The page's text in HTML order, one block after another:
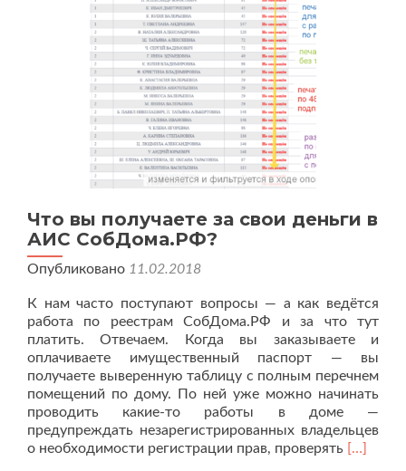
Что вы получаете за свои деньги в
АИС СобДома.РФ?
Опубликовано 11.02.2018
К нам часто поступают вопросы — а как ведётся
работа по реестрам СобДома.РФ и за что тут
платить. Отвечаем. Когда вы заказываете и
оплачиваете имущественный паспорт — вы
получаете выверенную таблицу с полным перечнем
помещений по дому. По ней уже можно начинать
проводить какие-то работы в доме —
предупреждать незарегистрированных владельцев
о необходимости регистрации прав, проверять Читать
[…]